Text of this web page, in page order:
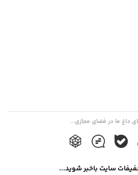
داغ ما در فضای مجازی...
سایت باخبر شوید...